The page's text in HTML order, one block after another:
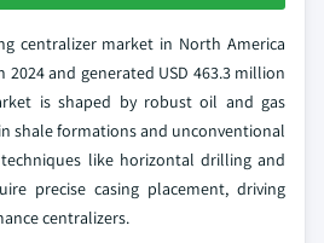
centralizer market in North America
and generated USD 463.3 million
is shaped by robust oil and gas
shale formations and unconventional
like horizontal drilling and
precise casing placement, driving
centralizers.